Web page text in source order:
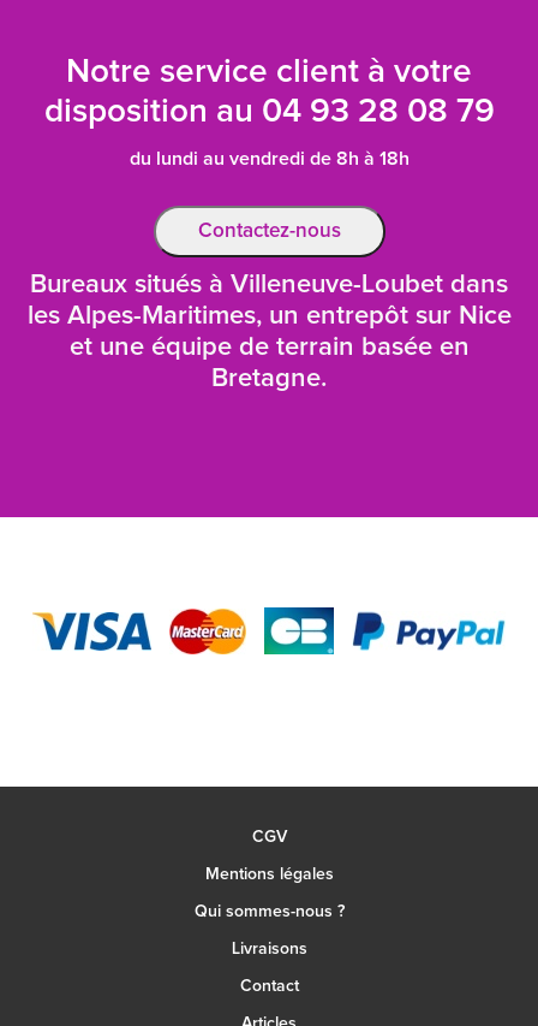
Notre service client à votre
disposition au 04 93 28 08 79
du lundi au vendredi de 8h à 18h
Contactez-nous
Bureaux situés à Villeneuve-Loubet dans
les Alpes-Maritimes, un entrepôt sur Nice
et une équipe de terrain basée en
Bretagne.
CGV
Mentions légales
Qui sommes-nous ?
Livraisons
Contact